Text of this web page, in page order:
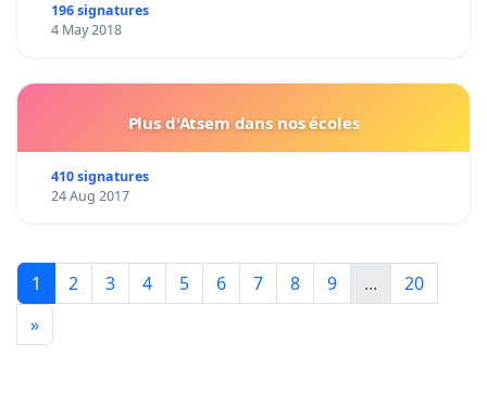
196 signatures
4 May 2018
Plus d'Atsem dans nos écoles
410 signatures
24 Aug 2017
1 2 3 4 5 6 7 8 9 ...
20
»